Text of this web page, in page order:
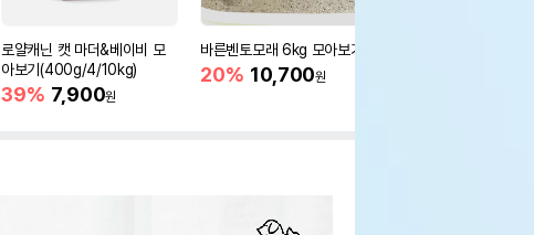
로얄캐닌 캣 마더&베이비 모
아보기(400g/4/10kg)
39% 7,900원
바른벤토모래 6kg 모아보기
20% 10,700원